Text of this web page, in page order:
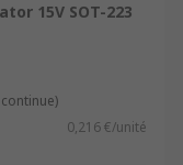
15V SOT-223
0,216 €/unité